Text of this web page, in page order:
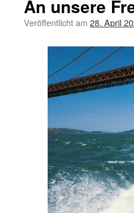
An unsere
Veröffentlicht am 28. April